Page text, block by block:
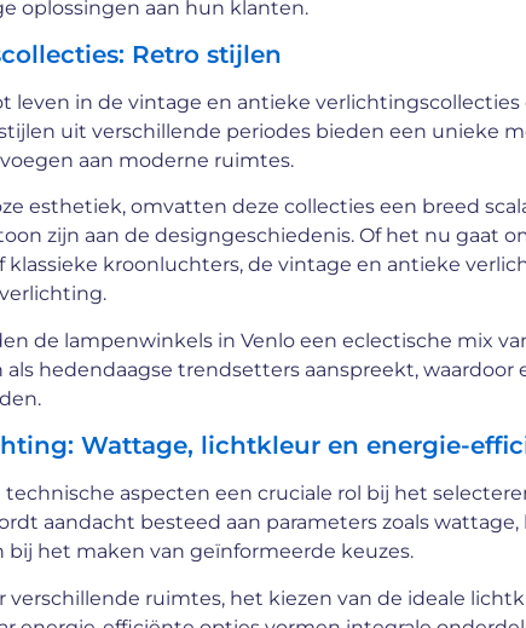
oplossingen aan hun klanten.
Retro stijlen
leven in de vintage en antieke verlichtingscollecties
uit verschillende periodes bieden een unieke
aan moderne ruimtes.
esthetiek, omvatten deze collecties een breed
zijn aan de designgeschiedenis. Of het nu gaat
kroonluchters, de vintage en antieke
de lampenwinkels in Venlo een eclectische mix
hedendaagse trendsetters aanspreekt, waardoor
Wattage, lichtkleur en energie-
aspecten een cruciale rol bij het
aandacht besteed aan parameters zoals wattage,
het maken van geïnformeerde keuzes.
ruimtes, het kiezen van de ideale